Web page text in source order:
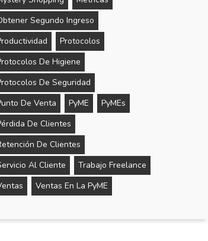
Segundo Ingreso
Protocolos
De Higiene
De Seguridad
De Venta
PyME
PyMEs
De Clientes
De Clientes
Al Cliente
Trabajo Freelance
Ventas En La PyME